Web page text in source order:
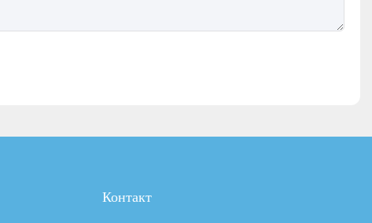
Контакт